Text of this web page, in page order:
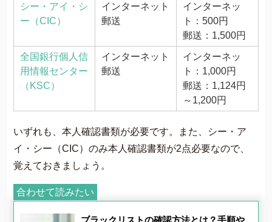
シー・アイ・シ
ー（CIC）
インターネット
郵送
インターネッ
ト：500円
郵送：1,500円
全国銀行個人信
用情報センター
（KSC）
インターネット
郵送
インターネッ
ト：1,000円
郵送：1,124円
～1,200円
いずれも、本人確認書類が必要です。また、シー・ア
イ・シー（CIC）のみ本人確認書類が2点必要なので、
覚えておきましょう。
合わせて読みたい
ブラックリストの確認方法とは？手順や